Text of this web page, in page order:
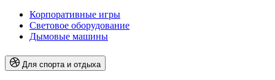
Корпоративные игры
Световое оборудование
Дымовые машины
Для спорта и отдыха